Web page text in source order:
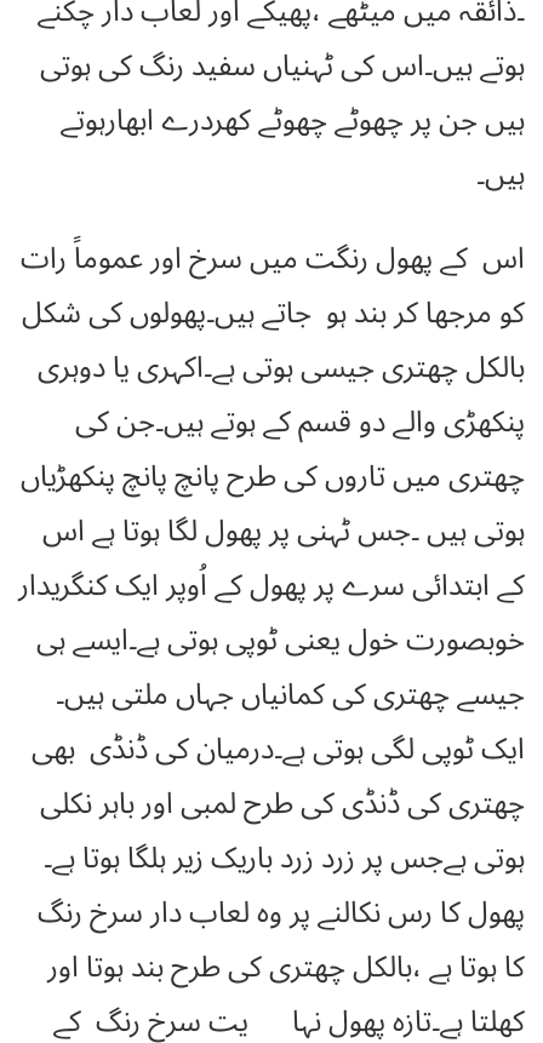
ہوتے ہیں۔اس کی ٹہنیاں سفید رنگ کی ہوتی
ہیں جن پر چھوٹے چھوٹے کھردرے ابھارہوتے
ہیں۔
اس کے پھول رنگت میں سرخ اور عموماً رات
کو مرجھا کر بند ہو جاتے ہیں۔پھولوں کی شکل
بالکل چھتری جیسی ہوتی ہے۔اکہری یا دوہری
پنکھڑی والے دو قسم کے ہوتے ہیں۔جن کی
چھتری میں تاروں کی طرح پانچ پانچ پنکھڑیاں
ہوتی ہیں ۔جس ٹہنی پر پھول لگا ہوتا ہے اس
کے ابتدائی سرے پر پھول کے اُوپر ایک کنگریدار
خوبصورت خول یعنی ٹوپی ہوتی ہے۔ایسے ہی
جیسے چھتری کی کمانیاں جہاں ملتی ہیں۔
ایک ٹوپی لگی ہوتی ہے۔درمیان کی ڈنڈی بھی
چھتری کی ڈنڈی کی طرح لمبی اور باہر نکلی
ہوتی ہےجس پر زرد زرد باریک زیر ہلگا ہوتا ہے۔
پھول کا رس نکالنے پر وہ لعاب دار سرخ رنگ
کا ہوتا ہے ،بالکل چھتری کی طرح بند ہوتا اور
کھلتا ہے۔تازہ پھول نہا یت سرخ رنگ کے